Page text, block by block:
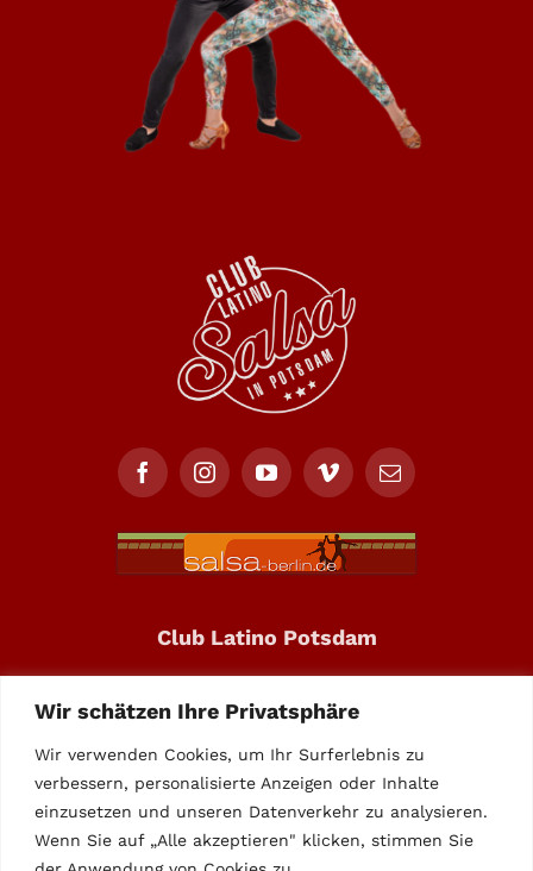
Wir schätzen Ihre Privatsphäre
Wir verwenden Cookies, um Ihr Surferlebnis zu
verbessern, personalisierte Anzeigen oder Inhalte
einzusetzen und unseren Datenverkehr zu analysieren.
Wenn Sie auf „Alle akzeptieren" klicken, stimmen Sie
Club Latino Potsdam
14482 Potsdam
Call: +49 331 – 708227
info@club-latino.de